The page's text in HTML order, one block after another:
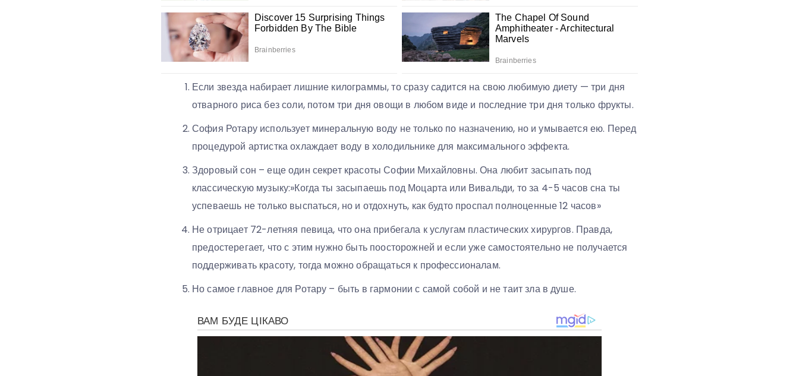
Если звезда набирает лишние килограммы, то сразу садится на свою любимую диету — три дня
отварного риса без соли, потом три дня овощи в любом виде и последние три дня только фрукты.
София Ротару использует минеральную воду не только по назначению, но и умывается ею. Перед
процедурой артистка охлаждает воду в холодильнике для максимального эффекта.
Здоровый сон – еще один секрет красоты Софии Михайловны. Она любит засыпать под
классическую музыку:»Когда ты засыпаешь под Моцарта или Вивальди, то за 4-5 часов сна ты
успеваешь не только выспаться, но и отдохнуть, как будто проспал полноценные 12 часов»
Не отрицает 72-летняя певица, что она прибегала к услугам пластических хирургов. Правда,
предостерегает, что с этим нужно быть поосторожней и если уже самостоятельно не получается
поддерживать красоту, тогда можно обращаться к профессионалам.
Но самое главное для Ротару – быть в гармонии с самой собой и не таит зла в душе.